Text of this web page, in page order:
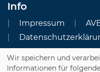
Info
Impressum
Cookie Einstellungen
Wir speichern und
Informationen für